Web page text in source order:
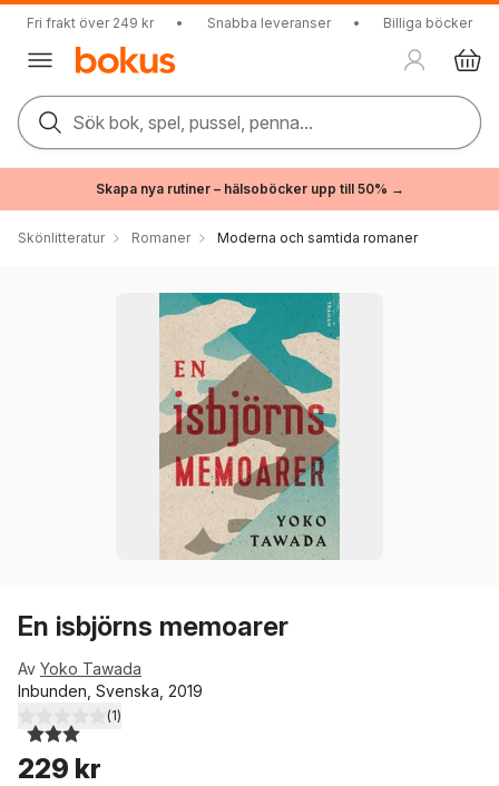
Fri frakt över 249 kr • Snabba leveranser • Billiga böcker
Sök bok, spel, pussel, penna...
Skapa nya rutiner – hälsoböcker upp till 50% →
Skönlitteratur Romaner Moderna och samtida romaner
En isbjörns memoarer
Av Yoko Tawada
Inbunden, Svenska, 2019
3,0utav 5 stjärnor. Totalt antal röster:
(1)
229 kr